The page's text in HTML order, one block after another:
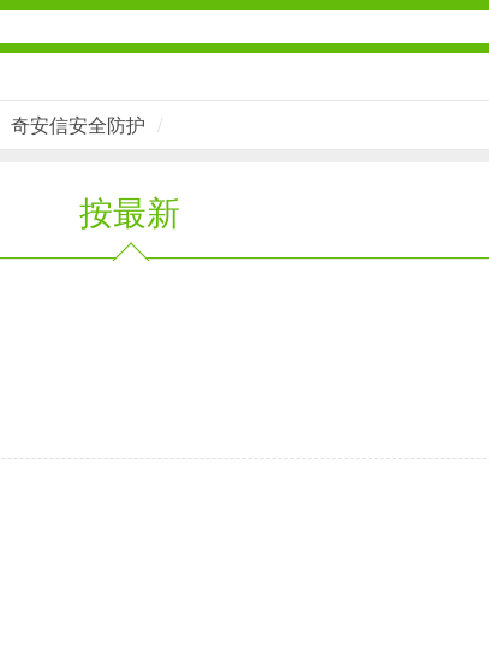
社交通讯
2千+款应用
学习办公
奇安信安全防护 /
按最新